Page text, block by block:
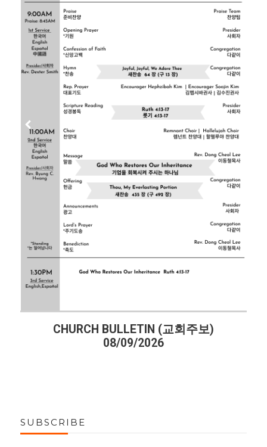
CHURCH BULLETIN (교회주보)
08/09/2026
SUBSCRIBE